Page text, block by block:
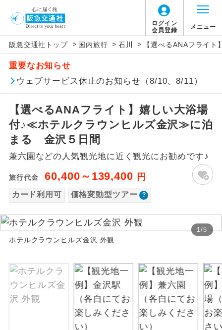
ログイン
会員登録
メニュー
阪急交通社トップ > 国内旅行 > 石川 > 【選べるANAフライ
重要なお知らせ
ウェブサービス休止のお知らせ（8/10、8/11）
【選べるANAフライト】嬉しい大浴場
付♪≪ホテルクラウンヒルズ金沢≫に泊
まる 金沢５日間
兼六園などの人気観光地に近く観光にお勧めです♪
旅行代金 60,400～139,400 円
カード利用可 価格変動型ツアー
1/5
ホテルクラウンヒルズ金沢 外観
アイコン 説明
添乗員同行
往路出発空港（駅）から復路到着空港
（駅）まで同行します。
現地添乗員同
行
現地到着空港（駅）から最終日出発空港
（駅）まで添乗員が同行します。
バスガイド乗
務
バスガイドが乗務し、車内での観光案内
があります。
新コース 初登場のコースです。
然遺産を訪ねるコースです。
絶景 絶景スポットに立ち寄るコースです。
温泉 温泉地にも宿泊するコースです。
露天風呂
ご宿泊ホテルに露天風呂が付いていま
す。
ご宿泊ホテルに大浴場が付いています。
「価格変動型ツアー」に関するご案内
価格変動型ツアーとは
賃」を利用したツアーです。
お申し込み時期・ご利用便の空席状況に
よって料金が変動いたします。
以下の注意事項をあらかじめご了承いただき
ますようお願いいたします。
お支払いについて
お支払いは、クレジットカード決済のみとな
ります。
していただき、決済手続き完了をもちまし
て、ご旅行の契約が成立となります。
ご予約方法について